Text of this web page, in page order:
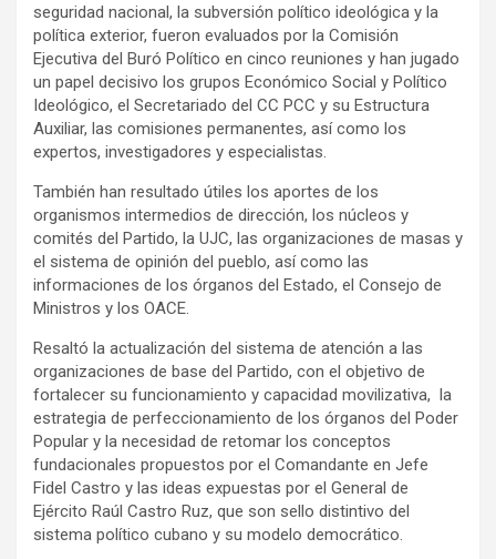
seguridad nacional, la subversión político ideológica y la
política exterior, fueron evaluados por la Comisión
Ejecutiva del Buró Político en cinco reuniones y han jugado
un papel decisivo los grupos Económico Social y Político
Ideológico, el Secretariado del CC PCC y su Estructura
Auxiliar, las comisiones permanentes, así como los
expertos, investigadores y especialistas.
También han resultado útiles los aportes de los
organismos intermedios de dirección, los núcleos y
comités del Partido, la UJC, las organizaciones de masas y
el sistema de opinión del pueblo, así como las
informaciones de los órganos del Estado, el Consejo de
Ministros y los OACE.
Resaltó la actualización del sistema de atención a las
organizaciones de base del Partido, con el objetivo de
fortalecer su funcionamiento y capacidad movilizativa, la
estrategia de perfeccionamiento de los órganos del Poder
Popular y la necesidad de retomar los conceptos
fundacionales propuestos por el Comandante en Jefe
Fidel Castro y las ideas expuestas por el General de
Ejército Raúl Castro Ruz, que son sello distintivo del
sistema político cubano y su modelo democrático.